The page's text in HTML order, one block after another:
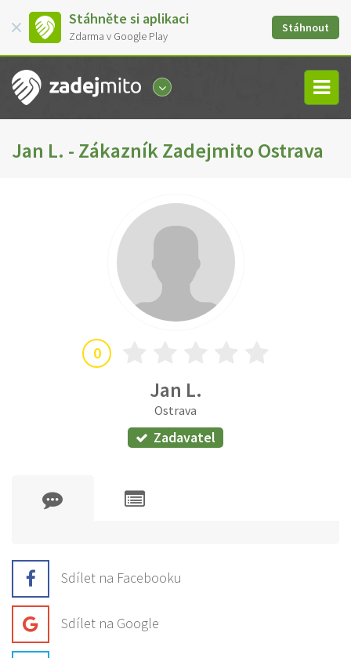
Stáhněte si aplikaci
Zdarma v Google Play
Stáhnout
Jan L. - Zákazník Zadejmito Ostrava
0
Jan L.
Ostrava
Zadavatel
Sdílet na Facebooku
Sdílet na Google